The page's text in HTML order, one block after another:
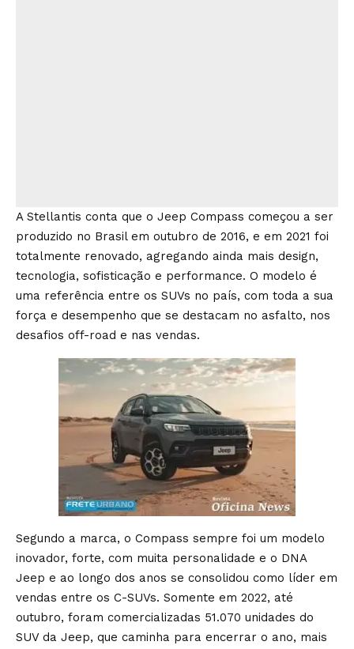
A Stellantis conta que o Jeep Compass começou a ser
produzido no Brasil em outubro de 2016, e em 2021 foi
totalmente renovado, agregando ainda mais design,
tecnologia, sofisticação e performance. O modelo é
uma referência entre os SUVs no país, com toda a sua
força e desempenho que se destacam no asfalto, nos
desafios off-road e nas vendas.
Segundo a marca, o Compass sempre foi um modelo
inovador, forte, com muita personalidade e o DNA
Jeep e ao longo dos anos se consolidou como líder em
vendas entre os C-SUVs. Somente em 2022, até
outubro, foram comercializadas 51.070 unidades do
SUV da Jeep, que caminha para encerrar o ano, mais